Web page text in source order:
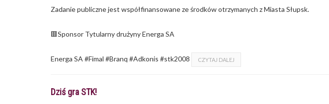
Zadanie publiczne jest współfinansowane ze środków otrzymanych z Miasta Słupsk.
🟥Sponsor Tytularny drużyny Energa SA
Energa SA #Fimal #Branq #Adkonis #stk2008 CZYTAJ DALEJ
Dziś gra STK!